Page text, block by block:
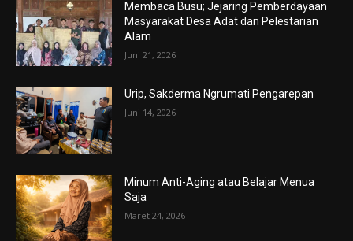
Membaca Busu; Jejaring Pemberdayaan
Masyarakat Desa Adat dan Pelestarian
Alam
Juni 21, 2026
Urip, Sakderma Ngrumati Pengarepan
Juni 14, 2026
Minum Anti-Aging atau Belajar Menua
Saja
Maret 24, 2026